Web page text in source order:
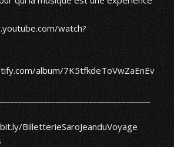
watch?
album/7K5tfkdeToVwZaEnEv
BilletterieSaroJeanduVoyage